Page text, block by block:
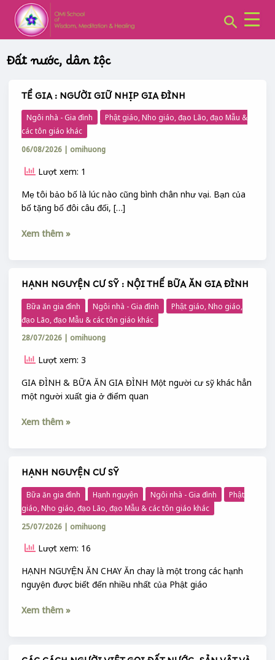
content
Search
Đất nước, dân tộc
TỀ GIA : NGƯỜI GIỮ NHỊP GIA ĐÌNH
Ngôi nhà - Gia đình
Phật giáo, Nho giáo, đạo Lão, đạo Mẫu &
các tôn giáo khác
06/08/2026 | omihuong
Lượt xem: 1
Mẹ tôi bảo bố là lúc nào cũng bình chân như vại. Bạn của
bố tặng bố đôi câu đối, […]
TỀ
GIA
NGƯỜI
GIỮ
NHỊP
GIA
ĐÌNH
Xem thêm »
HẠNH NGUYỆN CƯ SỸ : NỘI THẾ BỮA ĂN GIA ĐÌNH
Bữa ăn gia đình Ngôi nhà - Gia đình
Phật giáo, Nho giáo,
đạo Lão, đạo Mẫu & các tôn giáo khác
28/07/2026 | omihuong
Lượt xem: 3
GIA ĐÌNH & BỮA ĂN GIA ĐÌNH Một người cư sỹ khác hẳn
một người xuất gia ở điểm quan
HẠNH
NGUYỆN
SỸ
:
NỘI
THẾ
BỮA
ĂN
ĐÌNH
Xem thêm »
HẠNH NGUYỆN CƯ SỸ
Bữa ăn gia đình Hạnh nguyện Ngôi nhà - Gia đình
Phật
giáo, Nho giáo, đạo Lão, đạo Mẫu & các tôn giáo khác
25/07/2026 | omihuong
Lượt xem: 16
HẠNH NGUYỆN ĂN CHAY Ăn chay là một trong các hạnh
nguyện được biết đến nhiều nhất của Phật giáo
HẠNH
NGUYỆN
CƯ
SỸ
Xem thêm »
Post
pagination
CHUYÊN
MỤC: